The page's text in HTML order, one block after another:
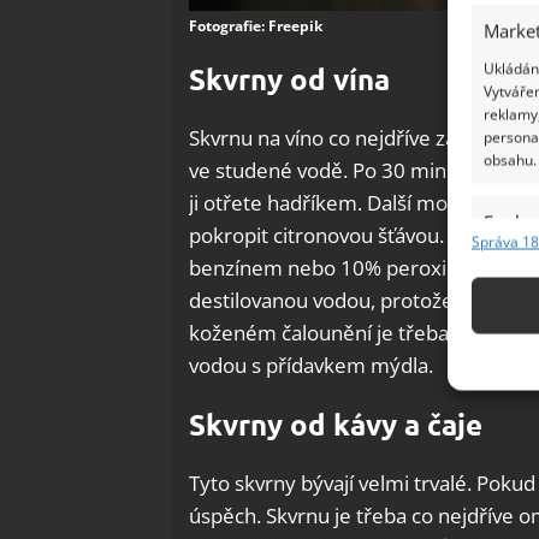
obsahu.
Funkce
Správa
Fotografie: Freepik
Skvrny od vína
Skvrnu na víno co nejdříve zasypte
ve studené vodě. Po 30 minutách
ji otřete hadříkem. Další možností je
pokropit citronovou šťávou. Zaschlé
benzínem nebo 10% peroxidem
destilovanou vodou, protože voda z
koženém čalounění je třeba setřít
vodou s přídavkem mýdla.
Skvrny od kávy a čaje
Tyto skvrny bývají velmi trvalé.
úspěch. Skvrnu je třeba co nejdříve